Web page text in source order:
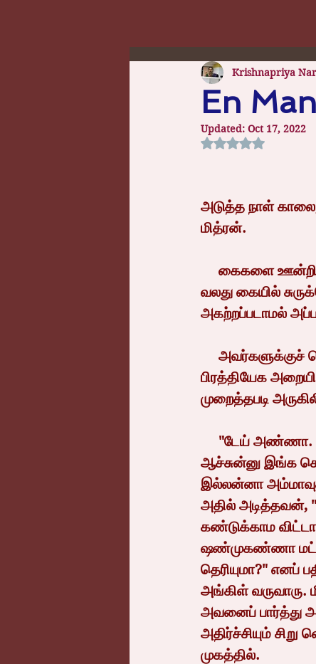
En
Krishnapriya
Updated: Oct 17, 2022
Rated NaN out of
அடுத்த நாள்
மித்ரன்.
வலது கையில்
அகற்றப்படாமல்
பிரத்தியேக
முறைத்தபடி
ஆச்சுன்னு இங்க
இல்லன்னா
அதில் அடித்தவன்,
கண்டுக்காம விட்டா,
ஷண்முகண்ணா
தெரியுமா?" எனப்
அங்கிள் வருவாரு.
அவனைப் பார்த்து
அதிர்ச்சியும்
முகத்தில்.